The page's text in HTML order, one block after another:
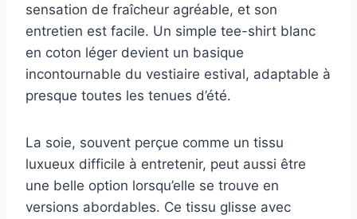
sensation de fraîcheur agréable, et son
entretien est facile. Un simple tee-shirt blanc
en coton léger devient un basique
incontournable du vestiaire estival, adaptable à
presque toutes les tenues d’été.
La soie, souvent perçue comme un tissu
luxueux difficile à entretenir, peut aussi être
une belle option lorsqu’elle se trouve en
versions abordables. Ce tissu glisse avec